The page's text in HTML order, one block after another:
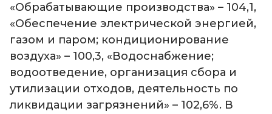
«Обрабатывающие производства» – 104,1,
«Обеспечение электрической энергией,
газом и паром; кондиционирование
воздуха» – 100,3, «Водоснабжение;
водоотведение, организация сбора и
утилизации отходов, деятельность по
ликвидации загрязнений» – 102,6%. В